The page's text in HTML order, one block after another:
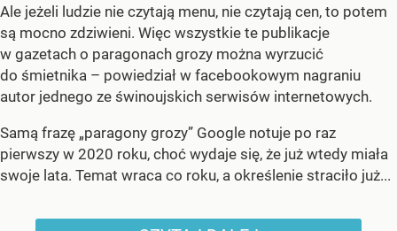
Ale jeżeli ludzie nie czytają menu, nie czytają cen, to potem
są mocno zdziwieni. Więc wszystkie te publikacje
w gazetach o paragonach grozy można wyrzucić
do śmietnika – powiedział w facebookowym nagraniu
autor jednego ze świnoujskich serwisów internetowych.
Samą frazę „paragony grozy” Google notuje po raz
pierwszy w 2020 roku, choć wydaje się, że już wtedy miała
swoje lata. Temat wraca co roku, a określenie straciło już...